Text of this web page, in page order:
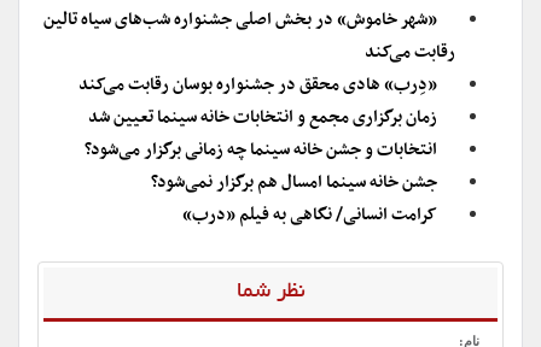
«شهر خاموش» در بخش اصلی جشنواره شب‌های سیاه تالین
رقابت می‌کند
«دِرب» هادی محقق در جشنواره بوسان رقابت می‌کند
زمان برگزاری مجمع و انتخابات خانه سینما تعیین شد
انتخابات و جشن خانه سینما چه زمانی برگزار می‌شود؟
جشن خانه سینما امسال هم برگزار نمی‌شود؟
کرامت انسانی/ نگاهی به فیلم «درب»
نظر شما
نام: